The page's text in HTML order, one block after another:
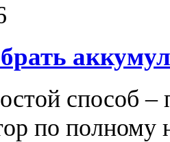
способ –
по